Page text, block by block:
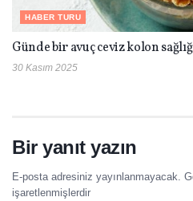
HABER TURU
Günde bir avuç ceviz kolon
30 Kasım 2025
Bir yanıt yazın
E-posta adresiniz yayınlanmayacak.
işaretlenmişlerdir